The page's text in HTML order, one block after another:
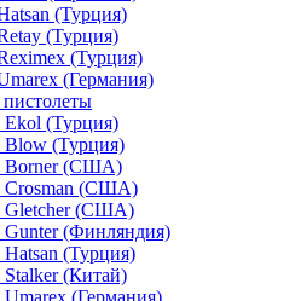
(Турция)
(Турция)
(Турция)
(Германия)
(Турция)
Blow (Турция)
Borner (США)
Crosman (США)
Gletcher (США)
(Финляндия)
(Турция)
(Китай)
(Германия)